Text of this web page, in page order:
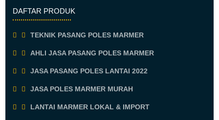
DAFTAR PRODUK
TEKNIK PASANG POLES MARMER
AHLI JASA PASANG POLES MARMER
JASA PASANG POLES LANTAI 2022
JASA POLES MARMER MURAH
LANTAI MARMER LOKAL & IMPORT